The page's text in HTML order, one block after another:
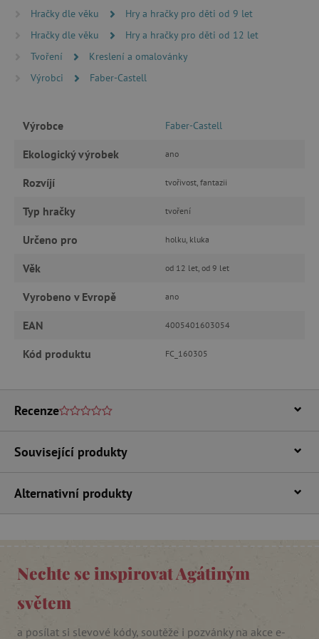
Hračky dle věku
Hry a hračky pro děti od 9 let
Hračky dle věku
Hry a hračky pro děti od 12 let
Tvoření
Kreslení a omalovánky
Výrobci
Faber-Castell
Výrobce Faber-Castell
Ekologický výrobek ano
Rozvíjí tvořivost, fantazii
Typ hračky tvoření
Určeno pro holku, kluka
Věk od 12 let, od 9 let
Vyrobeno v Evropě ano
EAN 4005401603054
Kód produktu FC_160305
Recenze
Související produkty
Alternativní produkty
Nechte se inspirovat Agátiným
světem
a posílat si slevové kódy, soutěže i pozvánky na akce e-
Funkční soubory
základní funkce webových stránek, jako je
přihlášení uživatele a správa účtu. Webové
stránky nelze bez nezbytně nutných souborů
__cf_bm
www.agatinsvet.cz
Google Privacy Policy